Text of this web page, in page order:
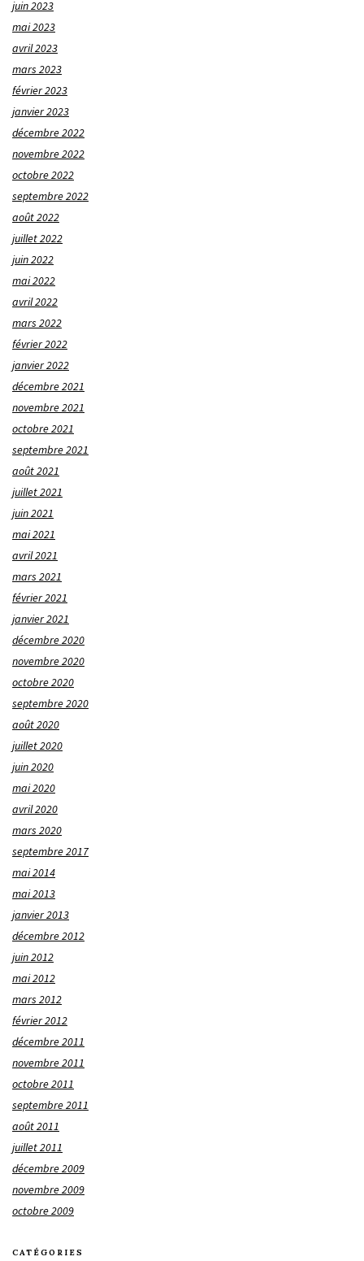
juin 2023
mai 2023
avril 2023
mars 2023
février 2023
janvier 2023
décembre 2022
novembre 2022
octobre 2022
septembre 2022
août 2022
juillet 2022
juin 2022
mai 2022
avril 2022
mars 2022
février 2022
janvier 2022
décembre 2021
novembre 2021
octobre 2021
septembre 2021
août 2021
juillet 2021
juin 2021
mai 2021
avril 2021
mars 2021
février 2021
janvier 2021
décembre 2020
novembre 2020
octobre 2020
septembre 2020
août 2020
juillet 2020
juin 2020
mai 2020
avril 2020
mars 2020
septembre 2017
mai 2014
mai 2013
janvier 2013
décembre 2012
juin 2012
mai 2012
mars 2012
février 2012
décembre 2011
novembre 2011
octobre 2011
septembre 2011
août 2011
juillet 2011
décembre 2009
novembre 2009
octobre 2009
CATÉGORIES